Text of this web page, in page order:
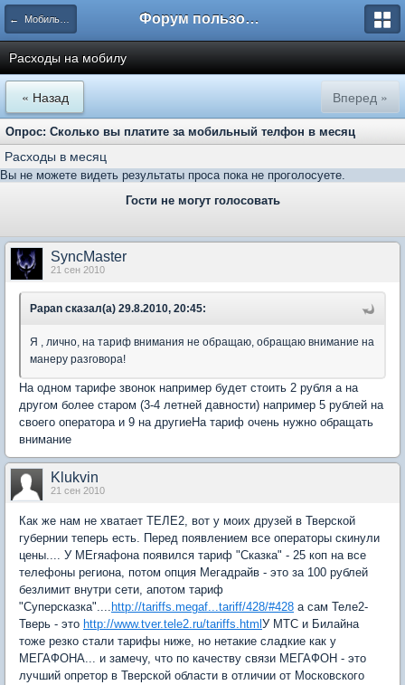
← Мобильная связь Форум пользователей ООО "Климовская сеть"
Расходы на мобилу
« Назад Вперед »
Опрос: Сколько вы платите за мобильный телфон в месяц
Расходы в месяц
Вы не можете видеть результаты проса пока не проголосуете.
Гости не могут голосовать
SyncMaster
21 сен 2010
Papan сказал(а) 29.8.2010, 20:45:
Я , лично, на тариф внимания не обращаю, обращаю внимание на
манеру разговора!
На одном тарифе звонок например будет стоить 2 рубля а на
другом более старом (3-4 летней давности) например 5 рублей на
своего оператора и 9 на другиеНа тариф очень нужно обращать
внимание
Klukvin
21 сен 2010
Как же нам не хватает ТЕЛЕ2, вот у моих друзей в Тверской
губернии теперь есть. Перед появлением все операторы скинули
цены.... У МЕгяафона появился тариф "Сказка" - 25 коп на все
телефоны региона, потом опция Мегадрайв - это за 100 рублей
безлимит внутри сети, апотом тариф
"Суперсказка".... http://tariffs.megaf...tariff/428/#428 а сам Теле2-
Тверь - это http://www.tver.tele2.ru/tariffs.html У МТС и Билайна
тоже резко стали тарифы ниже, но нетакие сладкие как у
МЕГАФОНА... и замечу, что по качеству связи МЕГАФОН - это
лучший опретор в Тверской области в отличии от Московского